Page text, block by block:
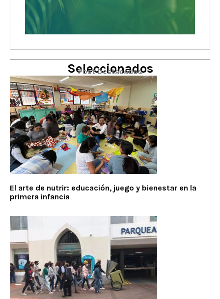
Seleccionados
Post Destacados
El arte de nutrir: educación, juego y bienestar en la
primera infancia